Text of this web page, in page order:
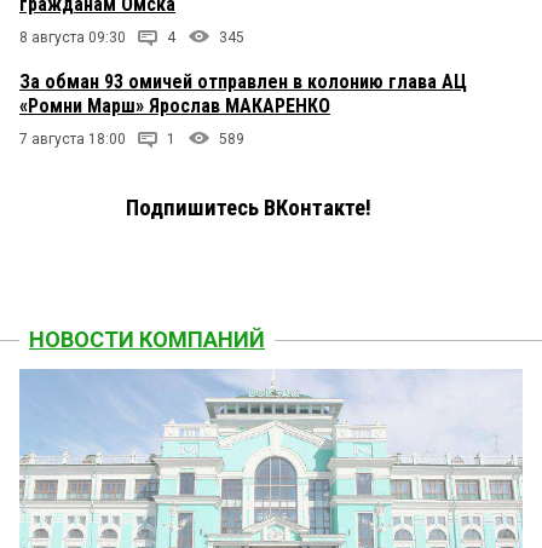
8 августа 09:30 4 345
За обман 93 омичей отправлен в колонию глава АЦ
«Ромни Марш» Ярослав МАКАРЕНКО
7 августа 18:00 1 589
Подпишитесь ВКонтакте!
НОВОСТИ КОМПАНИЙ